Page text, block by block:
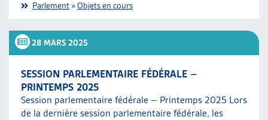
Parlement »Objets en cours
28 MARS 2025
SESSION PARLEMENTAIRE FÉDÉRALE –
PRINTEMPS 2025
Session parlementaire fédérale – Printemps 2025 Lors
de la dernière session parlementaire fédérale, les